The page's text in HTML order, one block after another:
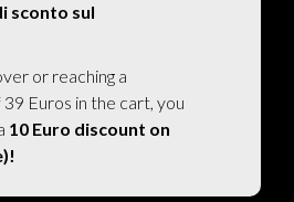
sconto sul
or reaching a
Euros in the cart, you
10 Euro discount on